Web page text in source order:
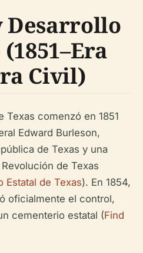
Desarrollo
Civil)
Texas comenzó en 1851
Edward Burleson,
de Texas y una
de Texas
Estatal de Texas). En 1854,
oficialmente el control,
cementerio estatal (Find